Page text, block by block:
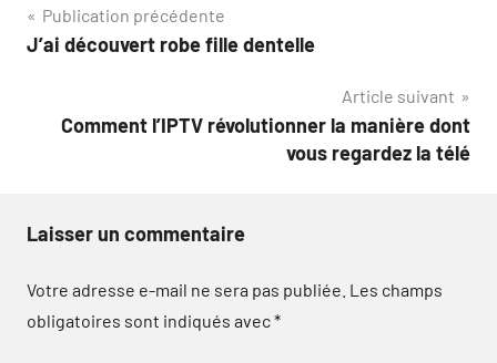
Navigation
de
Publication précédente
J’ai découvert robe fille dentelle
Article suivant
Comment l’IPTV révolutionner la manière dont
vous regardez la télé
Laisser un commentaire
Votre adresse e-mail ne sera pas publiée. Les champs
obligatoires sont indiqués avec*